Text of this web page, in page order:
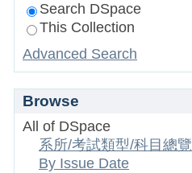
Search DSpace
This Collection
Advanced Search
Browse
All of DSpace
系所/考試類型/科目總覽
By Issue Date